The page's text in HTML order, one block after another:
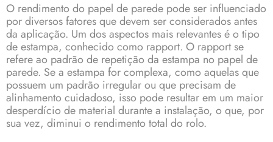
O rendimento do papel de parede pode ser influenciado
por diversos fatores que devem ser considerados antes
da aplicação. Um dos aspectos mais relevantes é o tipo
de estampa, conhecido como rapport. O rapport se
refere ao padrão de repetição da estampa no papel de
parede. Se a estampa for complexa, como aquelas que
possuem um padrão irregular ou que precisam de
alinhamento cuidadoso, isso pode resultar em um maior
desperdício de material durante a instalação, o que, por
sua vez, diminui o rendimento total do rolo.